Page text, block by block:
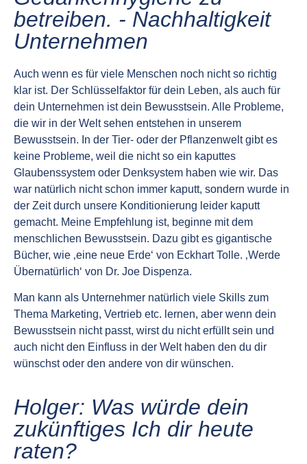
betreiben. - Nachhaltigkeit
Unternehmen
Auch wenn es für viele Menschen noch nicht so richtig
klar ist. Der Schlüsselfaktor für dein Leben, als auch für
dein Unternehmen ist dein Bewusstsein. Alle Probleme,
die wir in der Welt sehen entstehen in unserem
Bewusstsein. In der Tier- oder der Pflanzenwelt gibt es
keine Probleme, weil die nicht so ein kaputtes
Glaubenssystem oder Denksystem haben wie wir. Das
war natürlich nicht schon immer kaputt, sondern wurde in
der Zeit durch unsere Konditionierung leider kaputt
gemacht. Meine Empfehlung ist, beginne mit dem
menschlichen Bewusstsein. Dazu gibt es gigantische
Bücher, wie ‚eine neue Erde‘ von Eckhart Tolle. ‚Werde
Übernatürlich‘ von Dr. Joe Dispenza.
Man kann als Unternehmer natürlich viele Skills zum
Thema Marketing, Vertrieb etc. lernen, aber wenn dein
Bewusstsein nicht passt, wirst du nicht erfüllt sein und
auch nicht den Einfluss in der Welt haben den du dir
wünschst oder den andere von dir wünschen.
Holger: Was würde dein
zukünftiges Ich dir heute
raten?